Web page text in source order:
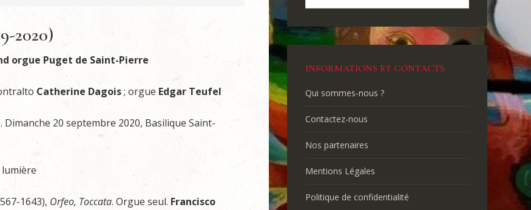
2020)
orgue Puget de Saint-Pierre
Catherine Dagois; orgue Edgar Teufel
20 septembre 2020, Basilique Saint-
1643), Orfeo, Toccata. Orgue seul. Francisco
INFORMATIONS ET CONTACTS
Qui sommes-nous ?
Contactez-nous
Nos partenaires
Mentions Légales
Politique de confidentialité